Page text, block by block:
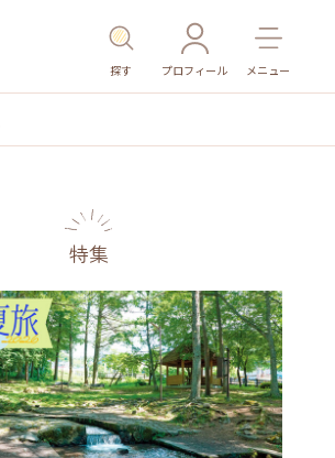
探す プロフィール メニュー
温泉・スパ その他施設 ごはん
特集